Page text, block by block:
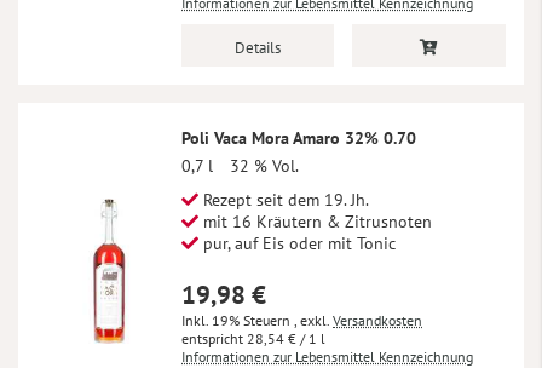
Details
Poli Vaca Mora Amaro 32% 0.70
0,7 l
32 % Vol.
Rezept seit dem 19. Jh.
mit 16 Kräutern & Zitrusnoten
pur, auf Eis oder mit Tonic
19,98 €
Inkl. 19% Steuern , exkl. Versandkosten
28,54 € / 1 l
Informationen zur Lebensmittel Kennzeichnung